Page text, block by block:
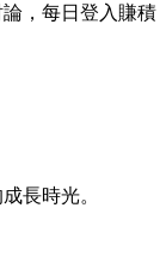
，每日登入賺積
長時光。